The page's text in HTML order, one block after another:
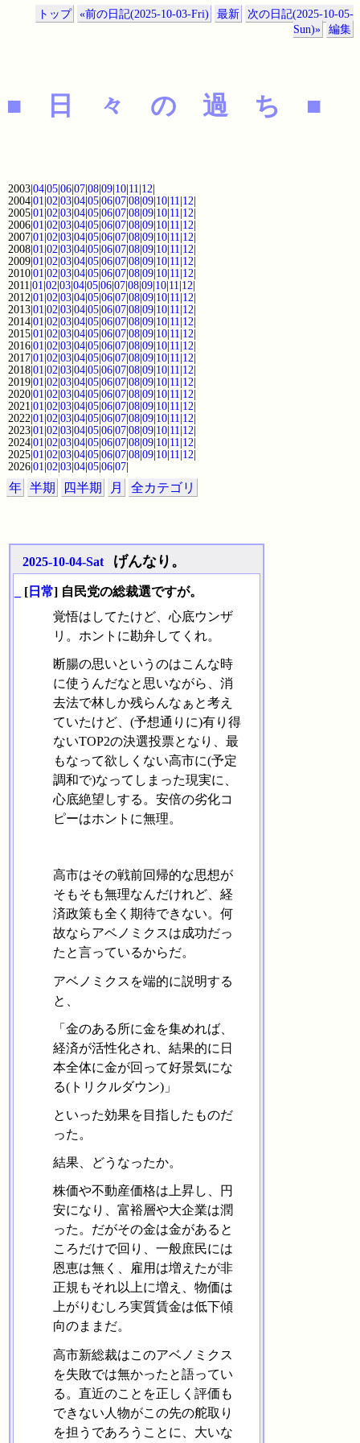
トップ «前の日記(2025-10-03-Fri) 最新
次の日記(2025-10-05-
Sun)»
編集
■ 日 々 の 過 ち ■
2003|04|05|06|07|08|09|10|11|12|
2004|01|02|03|04|05|06|07|08|09|10|11|12|
2005|01|02|03|04|05|06|07|08|09|10|11|12|
2006|01|02|03|04|05|06|07|08|09|10|11|12|
2007|01|02|03|04|05|06|07|08|09|10|11|12|
2008|01|02|03|04|05|06|07|08|09|10|11|12|
2009|01|02|03|04|05|06|07|08|09|10|11|12|
2010|01|02|03|04|05|06|07|08|09|10|11|12|
2011|01|02|03|04|05|06|07|08|09|10|11|12|
2012|01|02|03|04|05|06|07|08|09|10|11|12|
2013|01|02|03|04|05|06|07|08|09|10|11|12|
2014|01|02|03|04|05|06|07|08|09|10|11|12|
2015|01|02|03|04|05|06|07|08|09|10|11|12|
2016|01|02|03|04|05|06|07|08|09|10|11|12|
2017|01|02|03|04|05|06|07|08|09|10|11|12|
2018|01|02|03|04|05|06|07|08|09|10|11|12|
2019|01|02|03|04|05|06|07|08|09|10|11|12|
2020|01|02|03|04|05|06|07|08|09|10|11|12|
2021|01|02|03|04|05|06|07|08|09|10|11|12|
2022|01|02|03|04|05|06|07|08|09|10|11|12|
2023|01|02|03|04|05|06|07|08|09|10|11|12|
2024|01|02|03|04|05|06|07|08|09|10|11|12|
2025|01|02|03|04|05|06|07|08|09|10|11|12|
2026|01|02|03|04|05|06|07|
年 半期 四半期 月 全カテゴリ
2025-10-04-Sat げんなり。
[ 日常] 自民党の総裁選ですが。
覚悟はしてたけど、心底ウンザ
リ。ホントに勘弁してくれ。
断腸の思いというのはこんな時
に使うんだなと思いながら、消
去法で林しか残らんなぁと考え
ていたけど、(予想通りに)有り得
ないTOP2の決選投票となり、最
もなって欲しくない高市に(予定
調和で)なってしまった現実に、
心底絶望しする。安倍の劣化コ
ピーはホントに無理。
高市はその戦前回帰的な思想が
そもそも無理なんだけれど、経
済政策も全く期待できない。何
故ならアベノミクスは成功だっ
たと言っているからだ。
アベノミクスを端的に説明する
と、
「金のある所に金を集めれば、
経済が活性化され、結果的に日
本全体に金が回って好景気にな
る(トリクルダウン)」
といった効果を目指したものだ
った。
結果、どうなったか。
株価や不動産価格は上昇し、円
安になり、富裕層や大企業は潤
った。だがその金は金があると
ころだけで回り、一般庶民には
恩恵は無く、雇用は増えたが非
正規もそれ以上に増え、物価は
上がりむしろ実質賃金は低下傾
向のままだ。
高市新総裁はこのアベノミクス
を失敗では無かったと語ってい
る。直近のことを正しく評価も
できない人物がこの先の舵取り
を担うであろうことに、大いな